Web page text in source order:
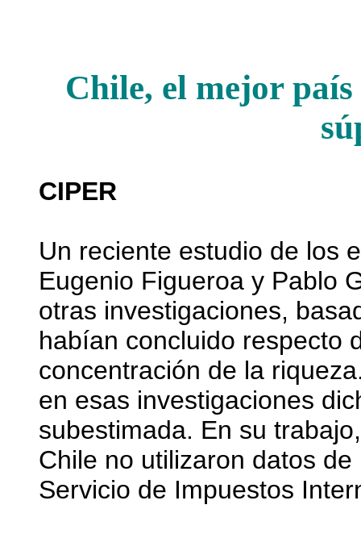
Chile, el mejor
CIPER
Un reciente estudio de los
Eugenio Figueroa y Pablo
otras investigaciones,
habían concluido respecto
concentración de la
en esas investigaciones
subestimada. En su
Chile no utilizaron datos
Servicio de Impuestos